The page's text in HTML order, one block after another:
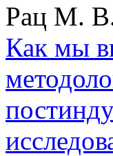
Рац М.
Как мы